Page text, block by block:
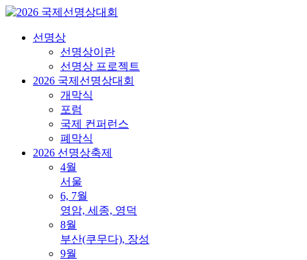
선명상
선명상이란
선명상 프로젝트
2026 국제선명상대회
개막식
포럼
국제 컨퍼런스
폐막식
2026 선명상축제
4월
서울
6, 7월
영암, 세종, 영덕
8월
부산(쿠무다), 장성
9월